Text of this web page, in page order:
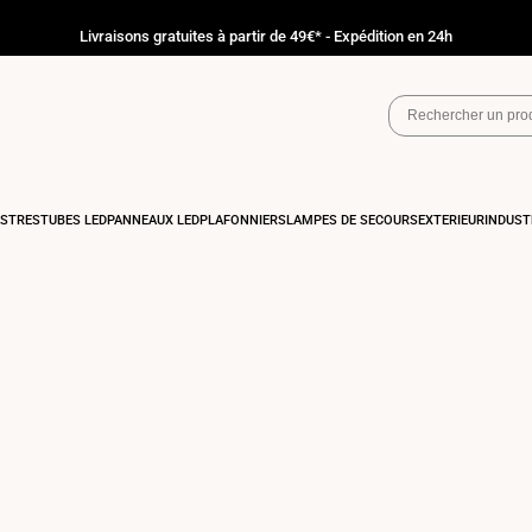
Livraisons gratuites à partir de 49€* - Expédition en 24h
TUBES LEDPANNEAUX LEDPLAFONNIERSLAMPES DE SECOURSEXTÉRIEUR